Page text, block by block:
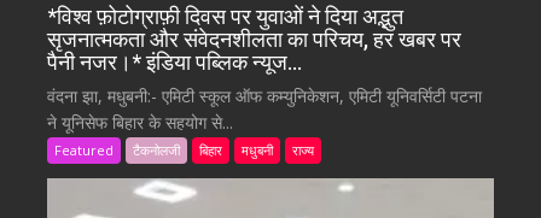
*विश्व फ़ोटोग्राफ़ी दिवस पर युवाओं ने दिया अद्भुत
सृजनात्मकता और संवेदनशीलता का परिचय, हर खबर पर
पैनी नजर।* इंडिया पब्लिक न्यूज…
वंदना झा, मधुबनी:- एमिटी स्कूल ऑफ कम्युनिकेशन, एमिटी यूनिवर्सिटी पटना
ने यूनिसेफ बिहार के सहयोग से...
Featured टैकनोलजी बिहार मधुबनी राज्य